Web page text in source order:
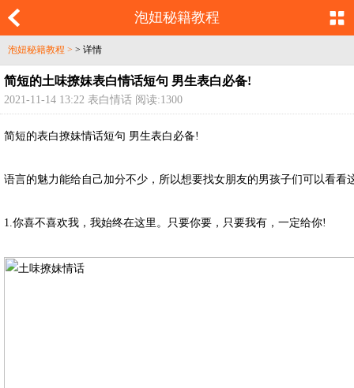
泡妞秘籍教程
泡妞秘籍教程 > > 详情
简短的土味撩妹表白情话短句 男生表白必备!
2021-11-14 13:22 表白情话 阅读:1300
简短的表白撩妹情话短句 男生表白必备!
语言的魅力能给自己加分不少，所以想要找女朋友的男孩子们可以看看
1.你喜不喜欢我，我始终在这里。只要你要，只要我有，一定给你!